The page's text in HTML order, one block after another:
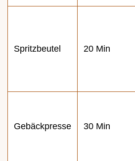
Spritzbeutel 20 Min
Gebäckpresse 30 Min